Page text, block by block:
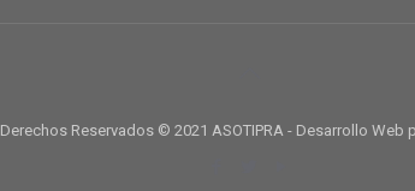
Derechos Reservados © 2021 ASOTIPRA - Desarrollo Web